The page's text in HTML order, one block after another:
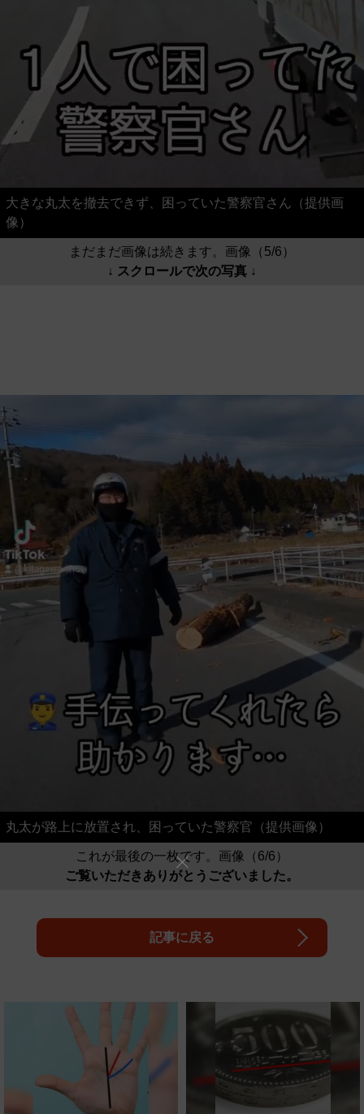
大きな丸太を撤去できず、困っていた警察官さん（提供画
像）
まだまだ画像は続きます。画像（5/6）
↓ スクロールで次の写真 ↓
丸太が路上に放置され、困っていた警察官（提供画像）
これが最後の一枚です。画像（6/6）
ご覧いただきありがとうございました。
記事に戻る